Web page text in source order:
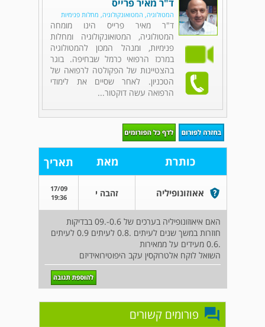
ד"ר מאיר פרייס
המטולוגיה, המטואונקולוגיה, מחלות פנימיות
ד"ר מאיר פרייס הינו מומחה
המטולוגיה, המטואונקולוגיה ומחלות
פנימיות, ומנהל המכון להמטולוגיה
במרכז הרפואי כרמל שבחיפה. בוגר
בהצטיינות של הפקולטה לרפואה של
הטכניון. לאחר שסיים את לימודי
הרפואה עשה דוקטור...
כותרת מאת תאריך
אאוזונופיליה זהבה י
17/09
19:36
האם איאוזונופיליה בערכים של 0.6-.09 בבדיקות
חוזרות במשך שנים לעיתים .0.8 לעיתים 0.9 לעיתים
.0.6 מעידים על ממאירות
השואל לוקח אלטרוקסין עקב היפוטירואידיזם
פורומים קשורים